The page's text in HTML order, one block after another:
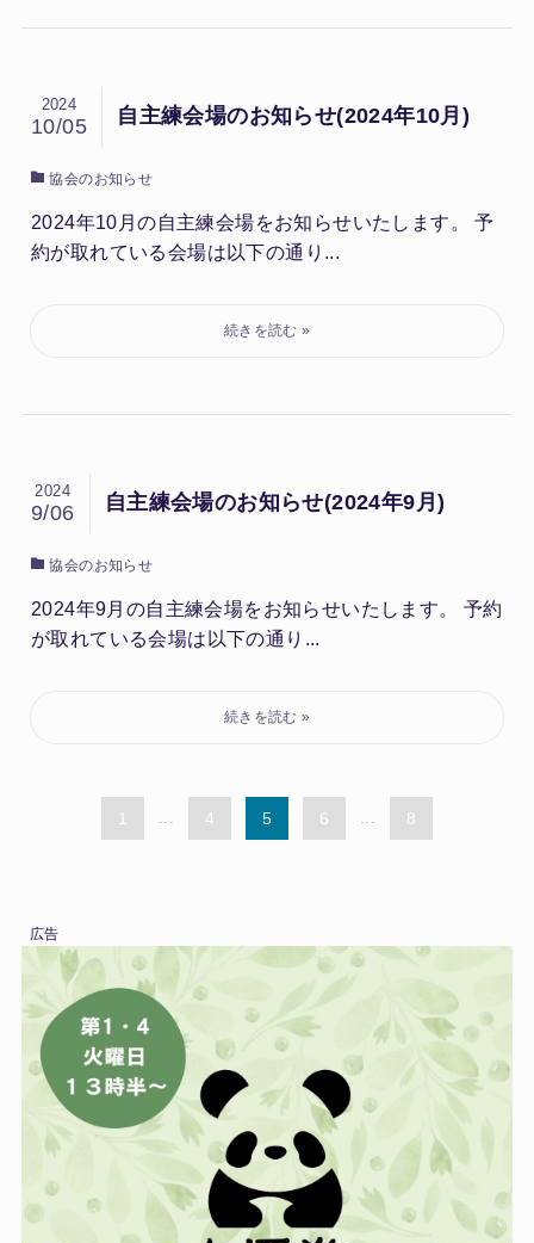
自主練会場のお知らせ(2024年10月)
2024
10/05
協会のお知らせ
2024年10月の自主練会場をお知らせいたします。 予
約が取れている会場は以下の通り...
自主練会場のお知らせ(2024年9月)
2024
9/06
協会のお知らせ
2024年9月の自主練会場をお知らせいたします。 予約
が取れている会場は以下の通り...
1 4 5 6 8
広告